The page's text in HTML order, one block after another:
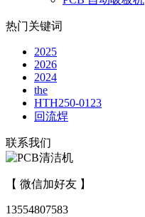
热门关键词
2025
2026
2024
the
HTH250-0123
回流焊
联系我们
【 微信加好友 】
13554807583